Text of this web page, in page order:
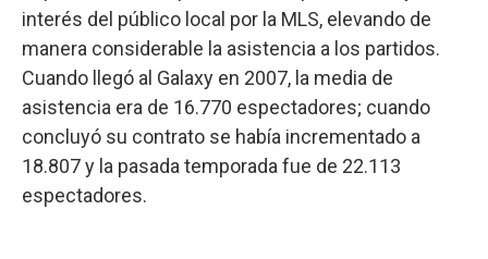
interés del público local por la MLS, elevando de
manera considerable la asistencia a los partidos.
Cuando llegó al Galaxy en 2007, la media de
asistencia era de 16.770 espectadores; cuando
concluyó su contrato se había incrementado a
18.807 y la pasada temporada fue de 22.113
espectadores.